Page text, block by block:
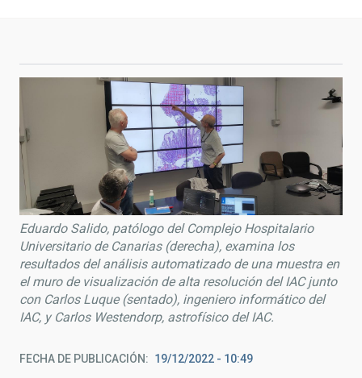
Eduardo Salido, patólogo del Complejo Hospitalario
Universitario de Canarias (derecha), examina los
resultados del análisis automatizado de una muestra en
el muro de visualización de alta resolución del IAC junto
con Carlos Luque (sentado), ingeniero informático del
IAC, y Carlos Westendorp, astrofísico del IAC.
FECHA DE PUBLICACIÓN 19/12/2022 - 10:49